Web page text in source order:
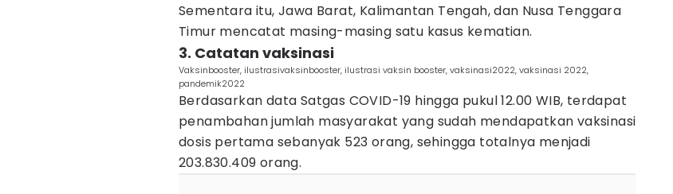
Sementara itu, Jawa Barat, Kalimantan Tengah, dan Nusa Tenggara
Timur mencatat masing-masing satu kasus kematian.
3. Catatan vaksinasi
Vaksinbooster, ilustrasivaksinbooster, ilustrasi vaksin booster, vaksinasi2022, vaksinasi 2022,
pandemik2022
Berdasarkan data Satgas COVID-19 hingga pukul 12.00 WIB, terdapat
penambahan jumlah masyarakat yang sudah mendapatkan vaksinasi
dosis pertama sebanyak 523 orang, sehingga totalnya menjadi
203.830.409 orang.